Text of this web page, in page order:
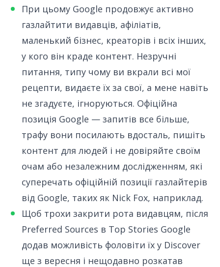
При цьому Google продовжує активно
газлайтити видавців, афіліатів,
маленький бізнес, креаторів і всіх інших,
у кого він краде контент. Незручні
питання, типу чому ви вкрали всі мої
рецепти, видаєте їх за свої, а мене навіть
не згадуєте, ігноруються. Офіційна
позиція Google — запитів все більше,
трафу вони посилають вдосталь, пишіть
контент для людей і не довіряйте своїм
очам або незалежним дослідженням, які
суперечать офіційній позиції газлайтерів
від Google, таких як Nick Fox, наприклад.
Щоб трохи закрити рота видавцям, після
Preferred Sources в Top Stories Google
додав можливість фоловіти їх у Discover
ще з вересня і нещодавно розкатав